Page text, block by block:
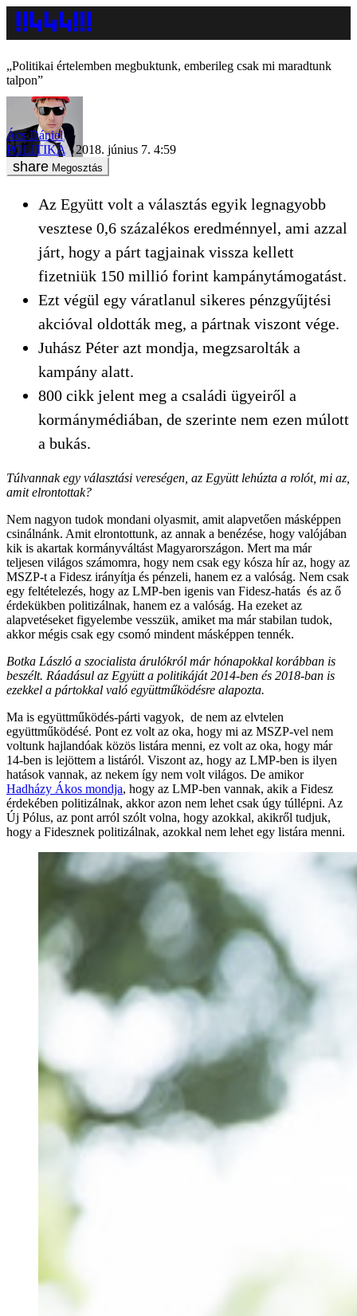
„Politikai értelemben megbuktunk, emberileg csak mi maradtunk
talpon”
Ács Dániel
POLITIKA
2018. június 7. 4:59
Megosztás
Az Együtt volt a választás egyik legnagyobb
vesztese 0,6 százalékos eredménnyel, ami azzal
járt, hogy a párt tagjainak vissza kellett
fizetniük 150 millió forint kampánytámogatást.
Ezt végül egy váratlanul sikeres pénzgyűjtési
akcióval oldották meg, a pártnak viszont vége.
Juhász Péter azt mondja, megzsarolták a
kampány alatt.
800 cikk jelent meg a családi ügyeiről a
kormánymédiában, de szerinte nem ezen múlott
a bukás.
Túlvannak egy választási vereségen, az Együtt lehúzta a rolót, mi az,
amit elrontottak?
Nem nagyon tudok mondani olyasmit, amit alapvetően másképpen
csinálnánk. Amit elrontottunk, az annak a benézése, hogy valójában
kik is akartak kormányváltást Magyarországon. Mert ma már
teljesen világos számomra, hogy nem csak egy kósza hír az, hogy az
MSZP-t a Fidesz irányítja és pénzeli, hanem ez a valóság. Nem csak
egy feltételezés, hogy az LMP-ben igenis van Fidesz-hatás és az ő
érdekükben politizálnak, hanem ez a valóság. Ha ezeket az
alapvetéseket figyelembe vesszük, amiket ma már stabilan tudok,
akkor mégis csak egy csomó mindent másképpen tennék.
Botka László a szocialista árulókról már hónapokkal korábban is
beszélt. Ráadásul az Együtt a politikáját 2014-ben és 2018-ban is
ezekkel a pártokkal való együttműködésre alapozta.
Ma is együttműködés-párti vagyok, de nem az elvtelen
együttműködésé. Pont ez volt az oka, hogy mi az MSZP-vel nem
voltunk hajlandóak közös listára menni, ez volt az oka, hogy már
14-ben is lejöttem a listáról. Viszont az, hogy az LMP-ben is ilyen
hatások vannak, az nekem így nem volt világos. De amikor
Hadházy Ákos mondja, hogy az LMP-ben vannak, akik a Fidesz
érdekében politizálnak, akkor azon nem lehet csak úgy túllépni. Az
Új Pólus, az pont arról szólt volna, hogy azokkal, akikről tudjuk,
hogy a Fidesznek politizálnak, azokkal nem lehet egy listára menni.